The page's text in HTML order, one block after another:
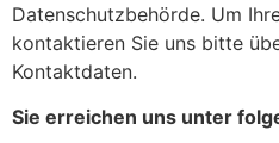
Datenschutzbehörde. Um
kontaktieren Sie uns bitte
Kontaktdaten.
Sie erreichen uns unter